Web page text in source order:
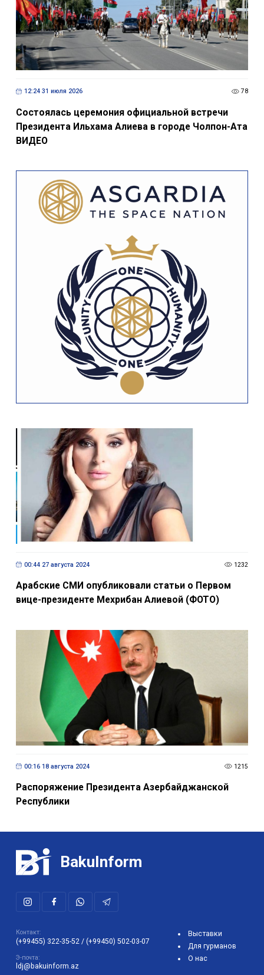
12:24 31 июля 2026 78
Состоялась церемония официальной встречи
Президента Ильхама Алиева в городе Чолпон-Ата
ВИДЕО
00:44 27 августа 2024 1232
Арабские СМИ опубликовали статьи о Первом
вице-президенте Мехрибан Алиевой (ФОТО)
00:16 18 августа 2024 1215
Распоряжение Президента Азербайджанской
Республики
BakuInform
Контакт:
(+99455) 322-35-52 / (+99450) 502-03-07
Э-почта:
ldj@bakuinform.az
Выставки
Для гурманов
О нас